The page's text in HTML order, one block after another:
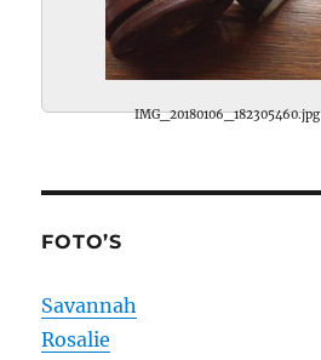
IMG_20180106_182305460.jpg
FOTO’S
Savannah
Rosalie